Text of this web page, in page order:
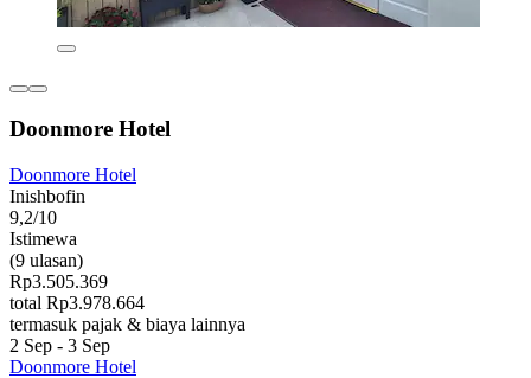
Doonmore Hotel
Doonmore Hotel
Inishbofin
9,2/10
Istimewa
(9 ulasan)
Rp3.505.369
total Rp3.978.664
termasuk pajak & biaya lainnya
2 Sep - 3 Sep
Doonmore Hotel